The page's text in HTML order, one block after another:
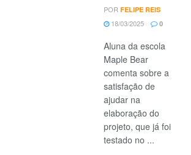
POR FELIPE REIS
18/03/2025 0
Aluna da escola
Maple Bear
comenta sobre a
satisfação de
ajudar na
elaboração do
projeto, que já foi
testado no ...